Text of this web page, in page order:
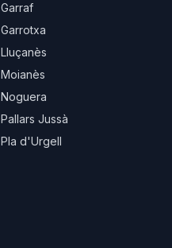
Garraf
Garrotxa
Lluçanès
Moianès
Noguera
Pallars Jussà
Pla d'Urgell